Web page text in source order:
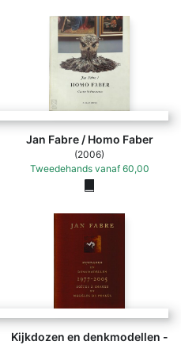
Jan Fabre / Homo Faber
(2006)
Tweedehands vanaf 60,00
Kijkdozen en denkmodellen -